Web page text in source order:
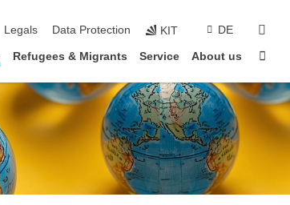
Legals Data Protection KIT DE
Refugees & Migrants Service About us